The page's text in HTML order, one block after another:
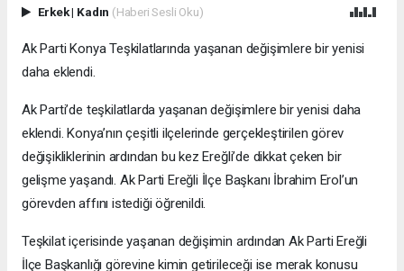
Erkek| Kadın (Haberi Sesli Oku)
Ak Parti Konya Teşkilatlarında yaşanan değişimlere bir yenisi
daha eklendi.
Ak Parti’de teşkilatlarda yaşanan değişimlere bir yenisi daha
eklendi. Konya’nın çeşitli ilçelerinde gerçekleştirilen görev
değişikliklerinin ardından bu kez Ereğli’de dikkat çeken bir
gelişme yaşandı. Ak Parti Ereğli İlçe Başkanı İbrahim Erol’un
görevden affını istediği öğrenildi.
Teşkilat içerisinde yaşanan değişimin ardından Ak Parti Ereğli
İlçe Başkanlığı görevine kimin getirileceği ise merak konusu